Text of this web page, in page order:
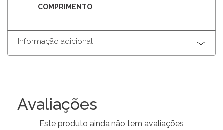
COMPRIMENTO
Informação adicional
Avaliações
Este produto ainda não tem avaliações